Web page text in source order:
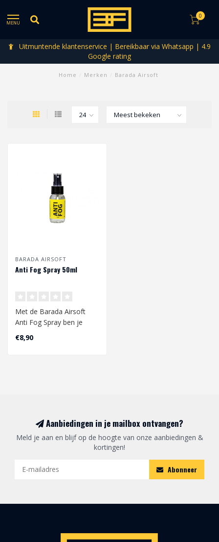
MENU
0
Uitmuntende klantenservice | Bereikbaar via Whatsapp | 4.9
Google rating
Home Merken Barada Airsoft
BARADA AIRSOFT
Anti Fog Spray 50ml
Met de Barada Airsoft
Anti Fog Spray ben je
altijd klaar voor actie,
zonder je z..
€8,90
Aanbiedingen in je mailbox ontvangen?
Meld je aan en blijf op de hoogte van onze aanbiedingen &
kortingen!
Abonneer